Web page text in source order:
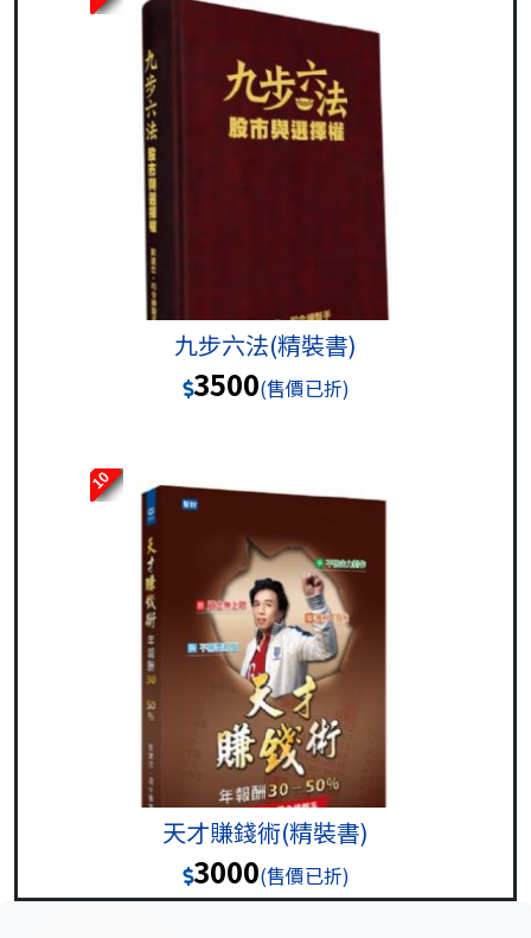
九步六法(精裝書)
3500(售價已折)
10
天才賺錢術(精裝書)
3000(售價已折)